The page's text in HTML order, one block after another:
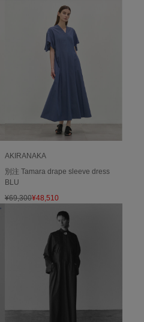
AKIRANAKA
別注 Tamara drape sleeve dress
BLU
¥69,300¥48,510